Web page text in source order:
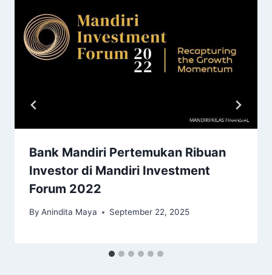
Bank Mandiri Pertemukan Ribuan
Investor di Mandiri Investment
Forum 2022
By Anindita Maya September 22, 2025